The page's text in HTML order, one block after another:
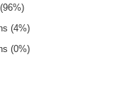
(4%)
(0%)